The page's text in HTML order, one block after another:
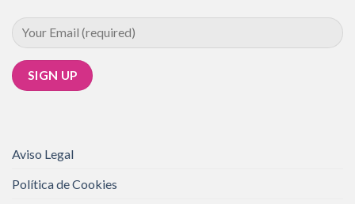
Aviso Legal
Política de Cookies